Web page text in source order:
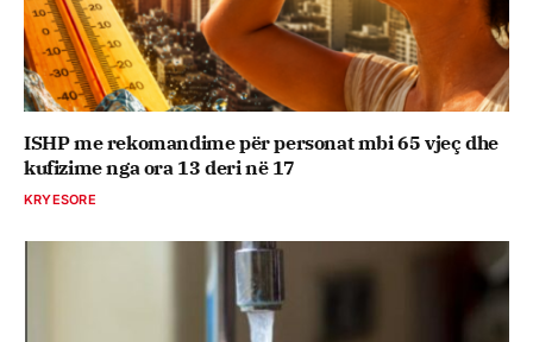
ISHP me rekomandime për personat mbi 65 vjeç dhe
kufizime nga ora 13 deri në 17
KRYESORE